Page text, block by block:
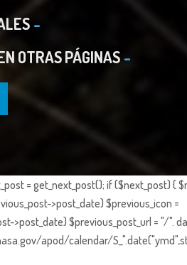
OTRAS PÁGINAS
= get_next_post(); if ($next_post) {
>post_date) $previous_icon =
>post_date) $previous_post_url = "/".
apod/calendar/